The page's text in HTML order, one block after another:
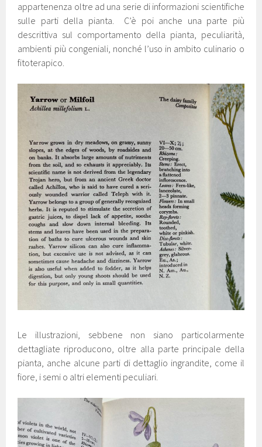
appartenenza oltre ad una serie di informazioni scientifiche
sulle parti della pianta. C’è poi anche una parte più
descrittiva sul comportamento della pianta, peculiarità,
ambienti più congeniali, nonché l’uso in ambito culinario o
fitoterapico.
Le illustrazioni, sebbene non siano particolarmente
dettagliate riproducono, oltre alla parte principale della
pianta, anche alcune parti di dettaglio ingrandite, come il
fiore, i semi o altri elementi peculiari.